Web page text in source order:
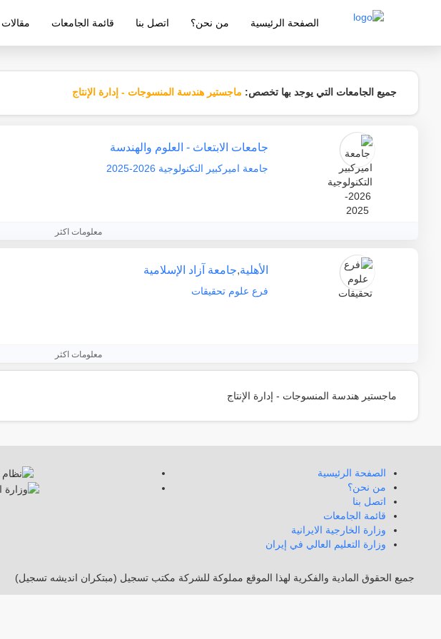
شركة معتمدة من قبل وزارة التربية والتعليم الإيرانية
الصفحة الرئيسية من نحن؟ اتصل بنا قائمة الجامعات مقالات
جميع الجامعات التي يوجد بها تخصص: ماجستير هندسة المنسوجات - إدارة الإنتاج
جامعات الابتعاث - العلوم والهندسة
جامعة اميركبير التكنولوجية 2026-2025
معلومات اكثر
الأهلية,جامعة آزاد الإسلامية
فرع علوم تحقيقات
معلومات اكثر
ماجستير هندسة المنسوجات - إدارة الإنتاج
الصفحة الرئيسية
من نحن؟
اتصل بنا
قائمة الجامعات
وزارة الخارجية الايرانية
وزارة التعليم العالي في إيران
جميع الحقوق المادية والفكرية لهذا الموقع مملوكة للشركة مكتب تسجيل (مبتکران اندیشه تسجیل)